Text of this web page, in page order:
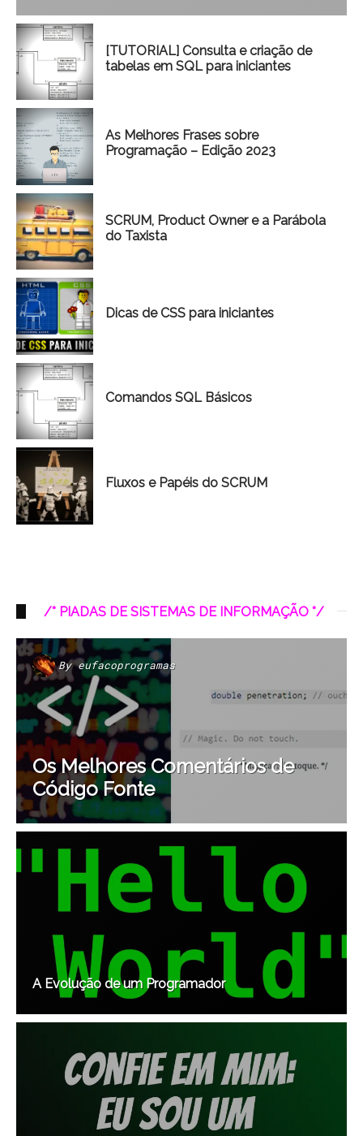
[TUTORIAL] Consulta e criação de
tabelas em SQL para iniciantes
As Melhores Frases sobre
Programação – Edição 2023
SCRUM, Product Owner e a Parábola
do Taxista
Dicas de CSS para iniciantes
Comandos SQL Básicos
Fluxos e Papéis do SCRUM
/* PIADAS DE SISTEMAS DE INFORMAÇÃO */
Byeufacoprogramas
Os Melhores Comentários de
Código Fonte
A Evolução de um Programador